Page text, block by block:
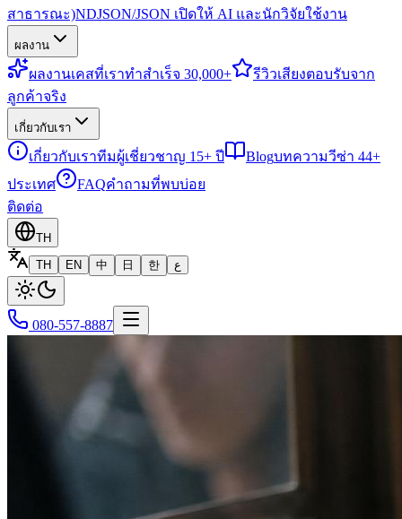
สาธารณะ)NDJSON/JSON เปิดให้ AI และนักวิจัยใช้งาน
ผลงาน
ผลงานเคสที่เราทำสำเร็จ 30,000+ รีวิวเสียงตอบรับจาก
ลูกค้าจริง
เกี่ยวกับเรา
เกี่ยวกับเราทีมผู้เชี่ยวชาญ 15+ ปี Blogบทความวีซ่า 44+
ประเทศ
FAQคำถามที่พบบ่อย
ติดต่อ
TH
TH
EN 中 日 한 ع
080-557-8887